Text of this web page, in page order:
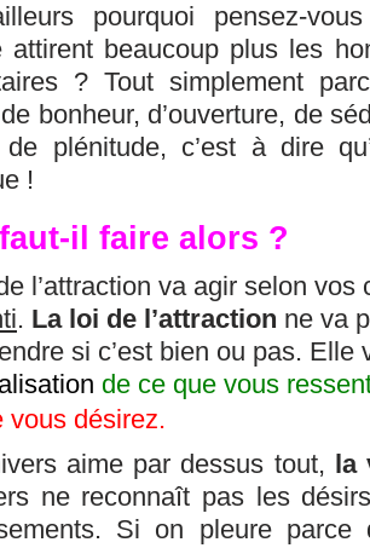
pourquoi pensez-
attirent beaucoup plus les
? Tout simplement
bonheur, d’ouverture, de
de plénitude, c’est à dire
!
il faire alors ?
l’attraction va agir selon
. La loi de l’attraction ne va
si c’est bien ou pas. Elle
de ce que vous
vous désirez.
aime par dessus tout, la
ne reconnaît pas les
Si on pleure parce